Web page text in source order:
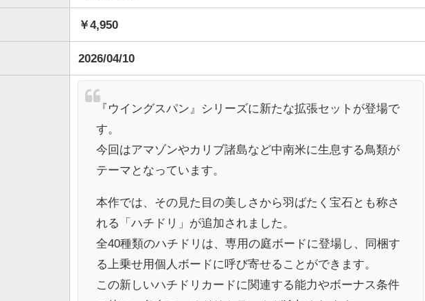
￥4,950
2026/04/10
『ウイングスパン』シリーズに新たな拡張セットが登場で
す。
今回はアマゾンやカリブ諸島など中南米に生息する鳥類が
テーマとなっています。
本作では、その見た目の美しさから羽ばたく宝石とも称さ
れる「ハチドリ」が追加されました。
全40種類のハチドリは、専用の庭ボードに登場し、同梱す
る上乗せ用個人ボードに呼び寄せることができます。
この新しいハチドリカードに関連する能力やボーナス条件